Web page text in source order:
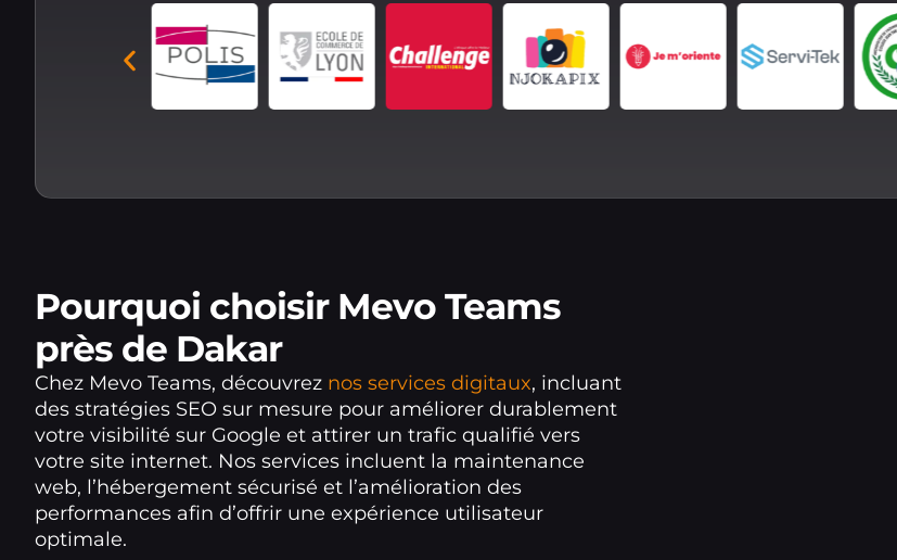
Pourquoi choisir Mevo Teams
près de Dakar
Chez Mevo Teams, découvrez nos services digitaux, incluant
des stratégies SEO sur mesure pour améliorer durablement
votre visibilité sur Google et attirer un trafic qualifié vers
votre site internet. Nos services incluent la maintenance
web, l’hébergement sécurisé et l’amélioration des
performances afin d’offrir une expérience utilisateur
optimale.